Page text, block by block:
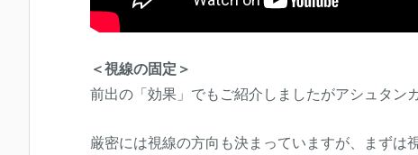
＜視線の固定＞
前出の「効果」でもご紹介しましたがアシュタン
厳密には視線の方向も決まっていますが、まずは